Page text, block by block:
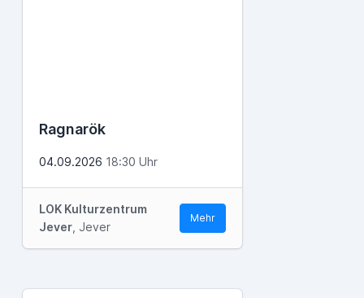
Ragnarök
04.09.2026 18:30 Uhr
LOK Kulturzentrum
Jever , Jever
Mehr